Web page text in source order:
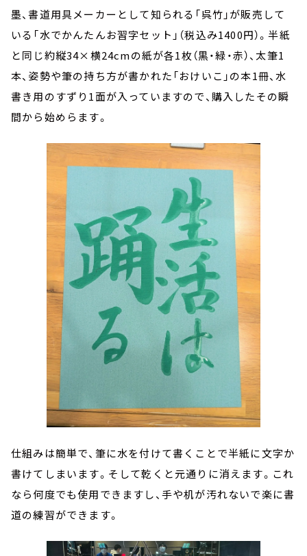
墨、書道用具メーカーとして知られる「呉竹」が販売して
いる「水でかんたんお習字セット」（税込み1400円）。半紙
と同じ約縦34×横24cmの紙が各1枚（黒・緑・赤）、太筆1
本、姿勢や筆の持ち方が書かれた「おけいこ」の本1冊、水
書き用のすずり1面が入っていますので、購入したその瞬
間から始めらます。
仕組みは簡単で、筆に水を付けて書くことで半紙に文字か
書けてしまいます。そして乾くと元通りに消えます。これ
なら何度でも使用できますし、手や机が汚れないで楽に書
道の練習ができます。